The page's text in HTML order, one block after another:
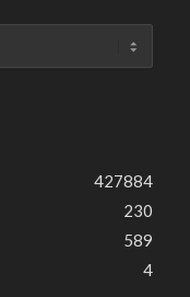
427884
230
589
4